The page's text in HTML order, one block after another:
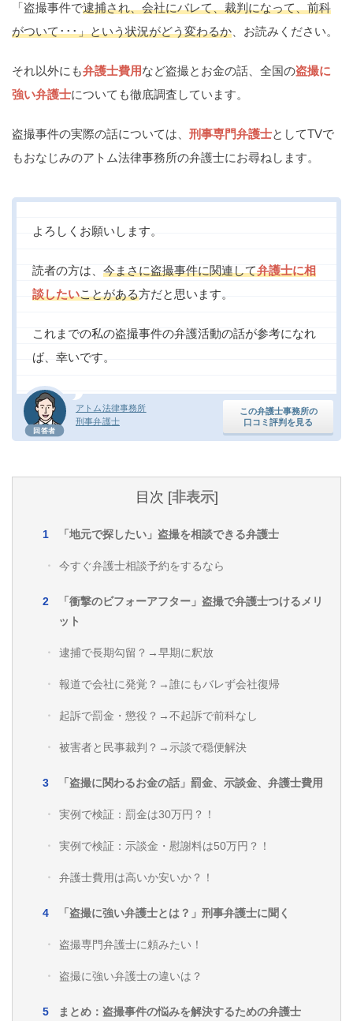
「盗撮事件で逮捕され、会社にバレて、裁判になって、前科
がついて･･･」という状況がどう変わるか、お読みください。
それ以外にも弁護士費用など盗撮とお金の話、全国の盗撮に
強い弁護士についても徹底調査しています。
盗撮事件の実際の話については、 刑事専門弁護士としてTVで
もおなじみのアトム法律事務所の弁護士にお尋ねします。
回答者
アトム法律事務所
刑事弁護士
この弁護士事務所の
口コミ評判を見る
よろしくお願いします。
読者の方は、 今まさに盗撮事件に関連して弁護士に相
談したいことがある方だと思います。
これまでの私の盗撮事件の弁護活動の話が参考になれ
ば、幸いです。
目次 [非表示]
「地元で探したい」盗撮を相談できる弁護士
今すぐ弁護士相談予約をするなら
「衝撃のビフォーアフター」盗撮で弁護士つけるメリ
ット
逮捕で長期勾留？→早期に釈放
報道で会社に発覚？→誰にもバレず会社復帰
起訴で罰金・懲役？→不起訴で前科なし
被害者と民事裁判？→示談で穏便解決
「盗撮に関わるお金の話」罰金、示談金、弁護士費用
実例で検証：罰金は30万円？！
実例で検証：示談金・慰謝料は50万円？！
弁護士費用は高いか安いか？！
「盗撮に強い弁護士とは？」刑事弁護士に聞く
盗撮専門弁護士に頼みたい！
盗撮に強い弁護士の違いは？
まとめ：盗撮事件の悩みを解決するための弁護士